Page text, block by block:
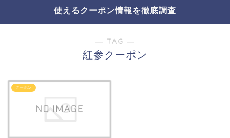
使えるクーポン情報を徹底調査
― TAG ―
紅参クーポン
クーポン